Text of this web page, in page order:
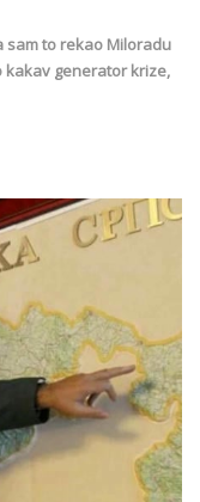
sam to rekao Miloradu
kakav generator krize,